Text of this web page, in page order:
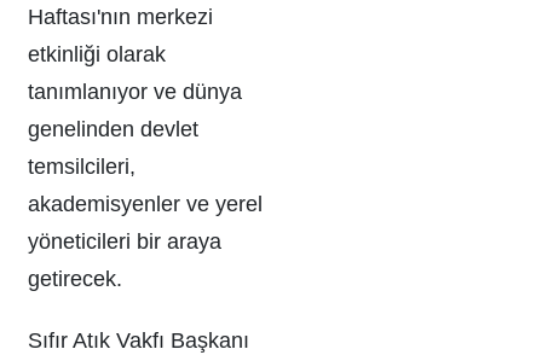
Haftası'nın merkezi
etkinliği olarak
tanımlanıyor ve dünya
genelinden devlet
temsilcileri,
akademisyenler ve yerel
yöneticileri bir araya
getirecek.
Sıfır Atık Vakfı Başkanı